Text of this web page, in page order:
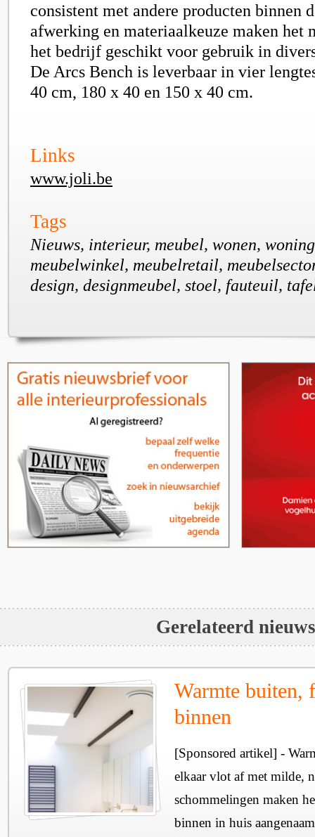
consistent met andere producten binnen
afwerking en materiaalkeuze maken het
het bedrijf geschikt voor gebruik in
De Arcs Bench is leverbaar in vier
40 cm, 180 x 40 en 150 x 40 cm.
Links
www.joli.be
Tags
Nieuws, interieur, meubel, wonen,
meubelwinkel, meubelretail,
design, designmeubel, stoel, fauteuil,
Gerelateerd nieuws
Warmte buiten,
binnen
[Sponsored artikel] -
elkaar vlot af met milde,
schommelingen maken
binnen in huis